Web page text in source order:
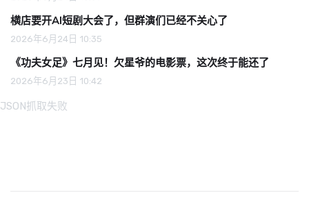
横店要开AI短剧大会了，但群演们已经不关心了
2026年6月24日 10:35
《功夫女足》七月见！欠星爷的电影票，这次终于能还了
2026年6月23日 10:42
JSON抓取失败